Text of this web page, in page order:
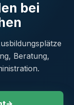
bei
Beratung,